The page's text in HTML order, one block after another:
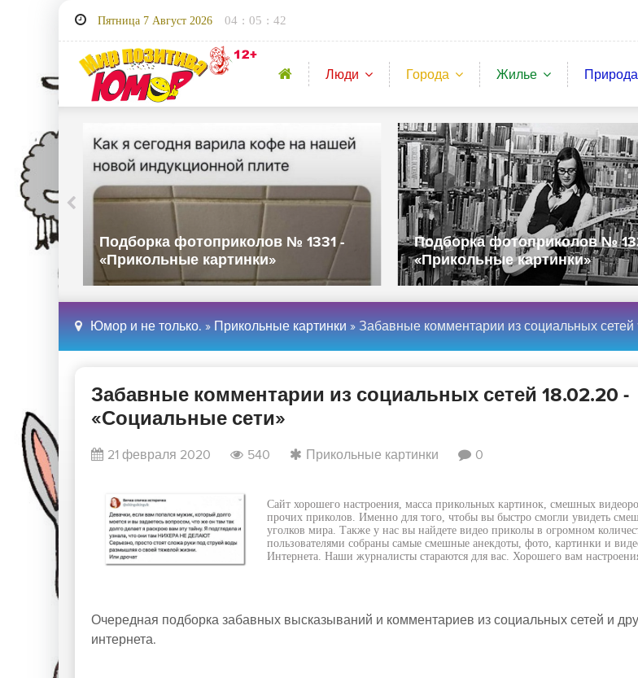
Пятница 7 Август 2026 04 : 05 : 44
Люди Города Жилье Природа
Подборка фотоприколов № 1331 -
«Прикольные картинки»
Подборка фотоприколов №
«Прикольные картинки»
Юмор и не только. » Прикольные картинки » Забавные комментарии из социальных сетей
Забавные комментарии из социальных сетей 18.02.20 -
«Социальные сети»
21 февраля 2020 540 Прикольные картинки 0
Сайт хорошего настроения, масса прикольных картинок, смешных
прочих приколов. Именно для того, чтобы вы быстро смогли увидеть
уголков мира. Также у нас вы найдете видео приколы в огромном
пользователями собраны самые смешные анекдоты, фото, картинки и
Интернета. Наши журналисты стараются для вас. Хорошего вам
Очередная подборка забавных высказываний и комментариев из социальных сетей и
интернета.